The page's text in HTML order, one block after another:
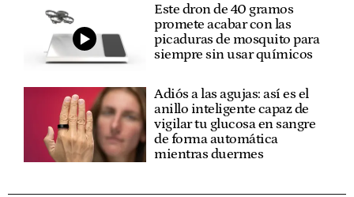
Este dron de 40 gramos
promete acabar con las
picaduras de mosquito para
siempre sin usar químicos
Adiós a las agujas: así es el
anillo inteligente capaz de
vigilar tu glucosa en sangre
de forma automática
mientras duermes